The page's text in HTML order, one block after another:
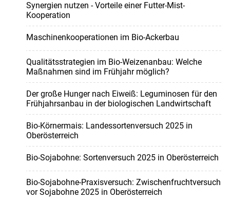
Synergien nutzen - Vorteile einer Futter-Mist-
Kooperation
Maschinenkooperationen im Bio-Ackerbau
Qualitätsstrategien im Bio-Weizenanbau: Welche
Maßnahmen sind im Frühjahr möglich?
Der große Hunger nach Eiweiß: Leguminosen für den
Frühjahrsanbau in der biologischen Landwirtschaft
Bio-Körnermais: Landessortenversuch 2025 in
Oberösterreich
Bio-Sojabohne: Sortenversuch 2025 in Oberösterreich
Bio-Sojabohne-Praxisversuch: Zwischenfruchtversuch
vor Sojabohne 2025 in Oberösterreich